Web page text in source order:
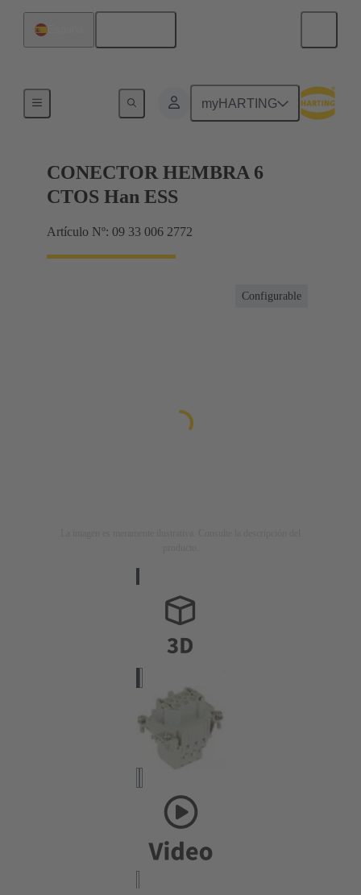
myHARTING
Corrientes hasta 16 A
CONECTOR HEMBRA 6
CTOS Han ESS
Artículo Nº: 09 33 006 2772
Configurable